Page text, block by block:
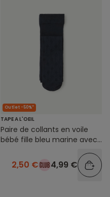
Outlet -50%*
TAPE A L'OEIL
Paire de collants en voile
bébé fille bleu marine avec
2,50 € 4,99 €